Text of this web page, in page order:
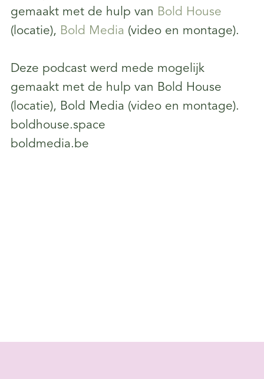
gemaakt met de hulp van Bold House
(locatie), Bold Media (video en montage).
Deze podcast werd mede mogelijk
gemaakt met de hulp van Bold House
(locatie), Bold Media (video en montage).
⁠⁠boldhouse.space⁠⁠
⁠⁠boldmedia.be⁠